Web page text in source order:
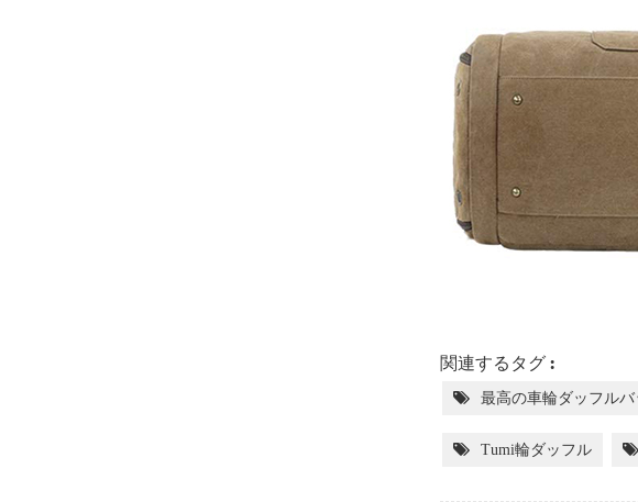
関連するタグ :
最高の車輪ダッフルバ
Tumi輪ダッフル